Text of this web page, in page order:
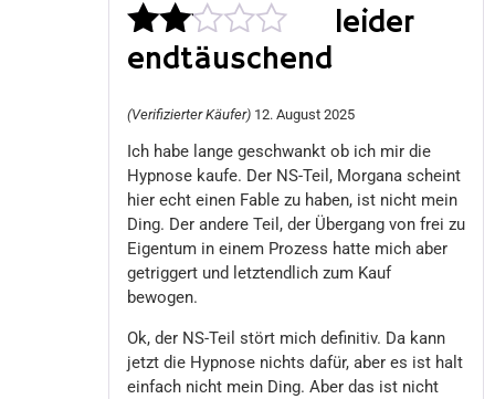
Bewertet
2
von
5
leider
endtäuschend
(Verifizierter Käufer) 12. August 2025
Ich habe lange geschwankt ob ich mir die
Hypnose kaufe. Der NS-Teil, Morgana scheint
hier echt einen Fable zu haben, ist nicht mein
Ding. Der andere Teil, der Übergang von frei zu
Eigentum in einem Prozess hatte mich aber
getriggert und letztendlich zum Kauf
bewogen.
Ok, der NS-Teil stört mich definitiv. Da kann
jetzt die Hypnose nichts dafür, aber es ist halt
einfach nicht mein Ding. Aber das ist nicht